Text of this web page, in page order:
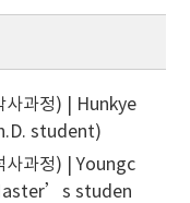
사과정) | Hunkye
student)
사과정) | Youngc
studen